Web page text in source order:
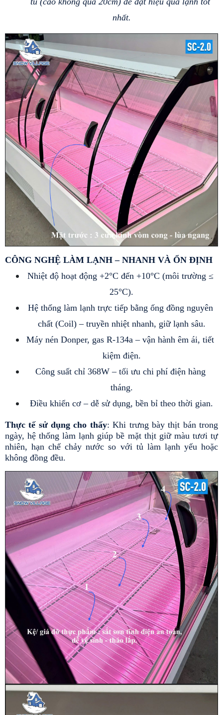
nhất.
CÔNG NGHỆ LÀM LẠNH – NHANH VÀ ỔN ĐỊNH
Nhiệt độ hoạt động +2°C đến +10°C (môi trường ≤
25°C).
Hệ thống làm lạnh trực tiếp bằng ống đồng nguyên
chất (Coil) – truyền nhiệt nhanh, giữ lạnh sâu.
Máy nén Donper, gas R-134a – vận hành êm ái, tiết
kiệm điện.
Công suất chỉ 368W – tối ưu chi phí điện hàng
tháng.
Điều khiển cơ – dễ sử dụng, bền bỉ theo thời gian.
Thực tế sử dụng cho thấy: Khi trưng bày thịt bán trong
ngày, hệ thống làm lạnh giúp bề mặt thịt giữ màu tươi tự
nhiên, hạn chế chảy nước so với tủ làm lạnh yếu hoặc
không đồng đều.